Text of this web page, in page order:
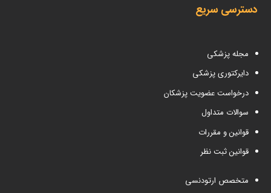
دسترسی سریع
مجله پزشکی
دایرکتوری پزشکی
درخواست عضویت پزشکان
سوالات متداول
قوانین و مقررات
قوانین ثبت نظر
متخصص ارتودنسی